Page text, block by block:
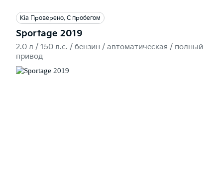
Kia Проверено. С пробегом
Sportage 2019
2.0 л / 150 л.c. / бензин / автоматическая / полный
привод